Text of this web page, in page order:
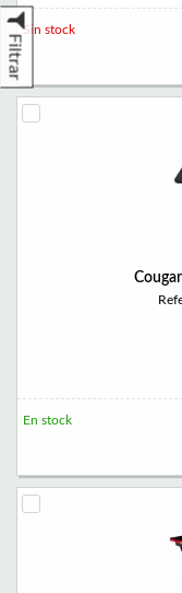
Filtrar
Sin stock
En stock